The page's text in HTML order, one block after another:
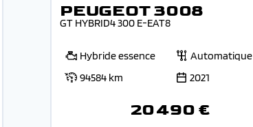
PEUGEOT 3008
GT HYBRID4 300 E-EAT8
Hybride essence
Automatique
94584 km
2021
20 490 €